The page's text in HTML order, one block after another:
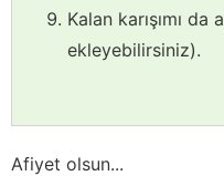
Kalan karışımı
ekleyebilirsiniz).
Afiyet olsun...